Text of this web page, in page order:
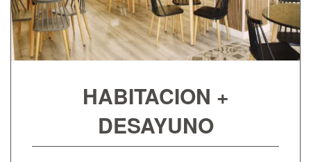
HABITACION +
DESAYUNO